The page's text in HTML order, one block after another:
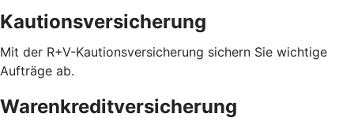
Kautionsversicherung
Mit der R+V-Kautionsversicherung sichern Sie wichtige
Aufträge ab.
Warenkreditversicherung